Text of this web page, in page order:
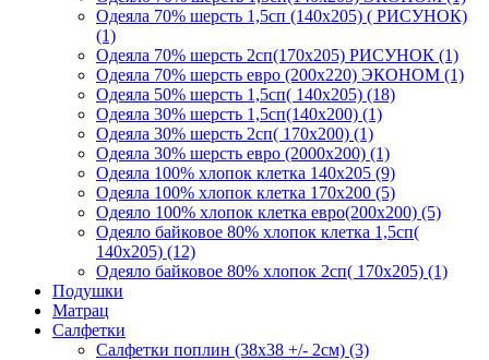
Одеяла 70% шерсть 1,5сп (140х205) ( РИСУНОК)
(1)
Одеяла 70% шерсть 2сп(170х205) РИСУНОК (1)
Одеяла 70% шерсть евро (200х220) ЭКОНОМ (1)
Одеяла 50% шерсть 1,5сп( 140х205) (18)
Одеяла 30% шерсть 1,5сп(140х200) (1)
Одеяла 30% шерсть 2сп( 170х200) (1)
Одеяла 30% шерсть евро (2000х200) (1)
Одеяла 100% хлопок клетка 140х205 (9)
Одеяла 100% хлопок клетка 170х200 (5)
Одеяло 100% хлопок клетка евро(200х200) (5)
Одеяло байковое 80% хлопок клетка 1,5сп(
140х205) (12)
Одеяло байковое 80% хлопок 2сп( 170х205) (1)
Подушки
Матрац
Салфетки
Салфетки поплин (38х38 +/- 2см) (3)